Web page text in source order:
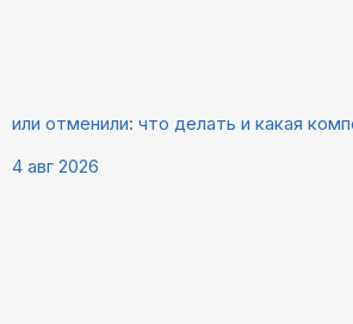
или отменили: что делать и какая
4 авг 2026